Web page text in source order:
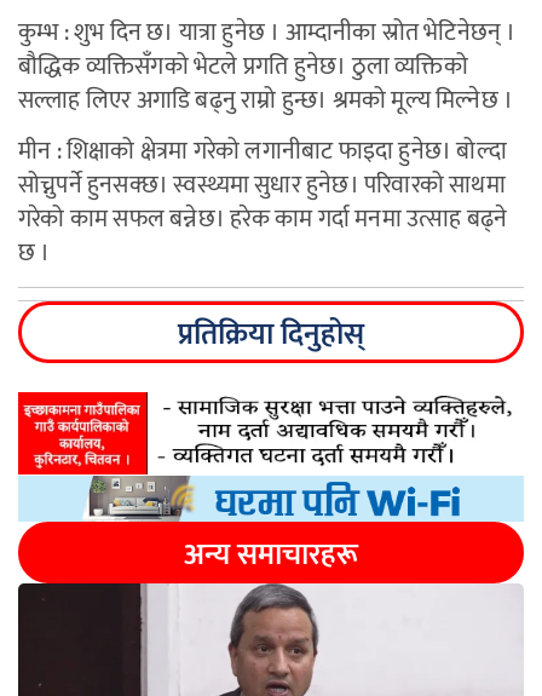
कुम्भ : शुभ दिन छ। यात्रा हुनेछ । आम्दानीका स्रोत भेटिनेछन् ।
बौद्धिक व्यक्तिसँगको भेटले प्रगति हुनेछ। ठुला व्यक्तिको
सल्लाह लिएर अगाडि बढ्नु राम्रो हुन्छ। श्रमको मूल्य मिल्नेछ ।
मीन : शिक्षाको क्षेत्रमा गरेको लगानीबाट फाइदा हुनेछ। बोल्दा
सोच्नुपर्ने हुनसक्छ। स्वस्थ्यमा सुधार हुनेछ। परिवारको साथमा
गरेको काम सफल बन्नेछ। हरेक काम गर्दा मनमा उत्साह बढ्ने
छ ।
प्रतिक्रिया दिनुहोस्
अन्य समाचारहरू